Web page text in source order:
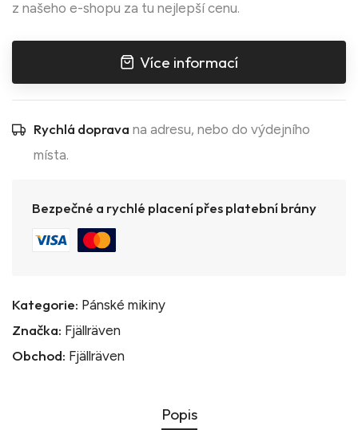
z našeho e-shopu za tu nejlepší cenu.
Více informací
Rychlá doprava na adresu, nebo do výdejního
místa.
Bezpečné a rychlé placení přes platební brány
Kategorie: Pánské mikiny
Značka: Fjällräven
Obchod: Fjällräven
Popis